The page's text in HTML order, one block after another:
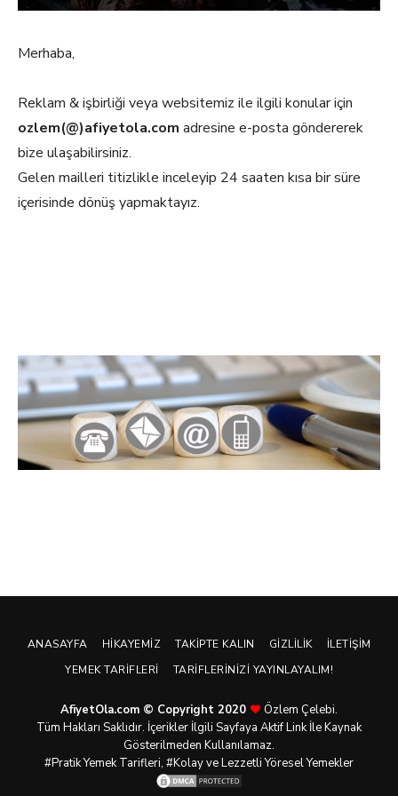
Merhaba,
Reklam & işbirliği veya websitemiz ile ilgili konular için
ozlem(@)afiyetola.com adresine e-posta göndererek
bize ulaşabilirsiniz.
Gelen mailleri titizlikle inceleyip 24 saaten kısa bir süre
içerisinde dönüş yapmaktayız.
ANASAYFA HIKAYEMIZ TAKIPTE KALIN GIZLILIK
İLETIŞIM
YEMEK TARIFLERI
TARIFLERINIZI YAYINLAYALIM!
AfiyetOla.com © Copyright 2020
Özlem Çelebi.
Tüm Hakları Saklıdır. İçerikler İlgili Sayfaya Aktif Link İle Kaynak
Gösterilmeden Kullanılamaz.
#PratikYemek Tarifleri, #Kolay ve Lezzetli Yöresel Yemekler